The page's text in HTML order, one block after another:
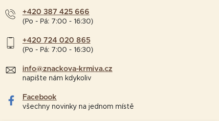
+420 387 425 666
(Po - Pá: 7:00 - 16:30)
+420 724 020 865
(Po - Pá: 7:00 - 16:30)
info@znackova-krmiva.cz
napište nám kdykoliv
Facebook
všechny novinky na jednom místě